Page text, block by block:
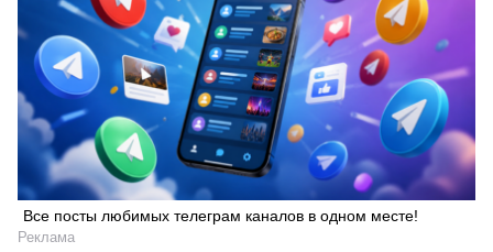
Все посты любимых телеграм каналов в одном месте!
Реклама